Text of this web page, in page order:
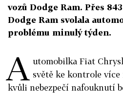
vozů Dodge Ram. Přes
Dodge Ram svolala
problému minulý týden.
A utomobilka Fiat
světě ke kontrole více
kvůli nebezpečí nafouknutí